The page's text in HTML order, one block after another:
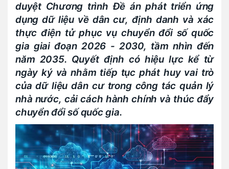
duyệt Chương trình Đề án phát triển ứng
dụng dữ liệu về dân cư, định danh và xác
thực điện tử phục vụ chuyển đổi số quốc
gia giai đoạn 2026 - 2030, tầm nhìn đến
năm 2035. Quyết định có hiệu lực kể từ
ngày ký và nhằm tiếp tục phát huy vai trò
của dữ liệu dân cư trong công tác quản lý
nhà nước, cải cách hành chính và thúc đẩy
chuyển đổi số quốc gia.